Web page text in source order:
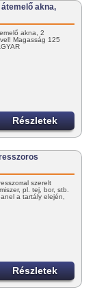
akna,
akna, 2
Magasság 125
Részletek
szerelt
pl. tej, bor, stb.
a tartály elején,
Részletek